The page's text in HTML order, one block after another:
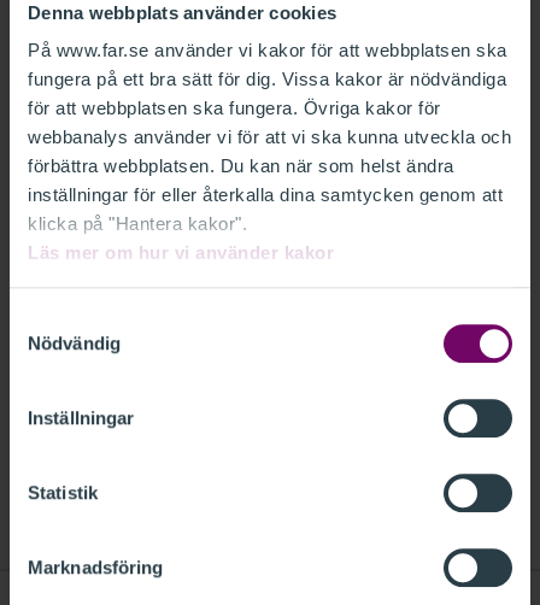
Denna webbplats använder cookies
På www.far.se använder vi kakor för att webbplatsen ska
fungera på ett bra sätt för dig. Vissa kakor är nödvändiga
för att webbplatsen ska fungera. Övriga kakor för
webbanalys använder vi för att vi ska kunna utveckla och
förbättra webbplatsen. Du kan när som helst ändra
inställningar för eller återkalla dina samtycken genom att
klicka på "Hantera kakor".
Läs mer om hur vi använder kakor
Nödvändig
Inställningar
Statistik
Marknadsföring
FAR har erbjudits tillfälle att lämna
kommentarer avseende Finansdepartementet
remiss Ytterligare höjd beloppsgräns vid
avdrag för resor till och från arbetet
(Fi2025/01685).
FAR vill med anledning av detta anföra
följande.
RELATERAT
BELOPPSGRÄNS VID AVDRAG FÖR RESOR TILL